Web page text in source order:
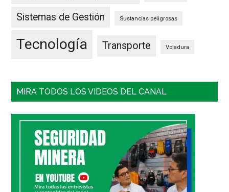
Sistemas de Gestión Sustancias peligrosas
Tecnología Transporte Voladura
MIRA TODOS LOS VIDEOS DEL CANAL